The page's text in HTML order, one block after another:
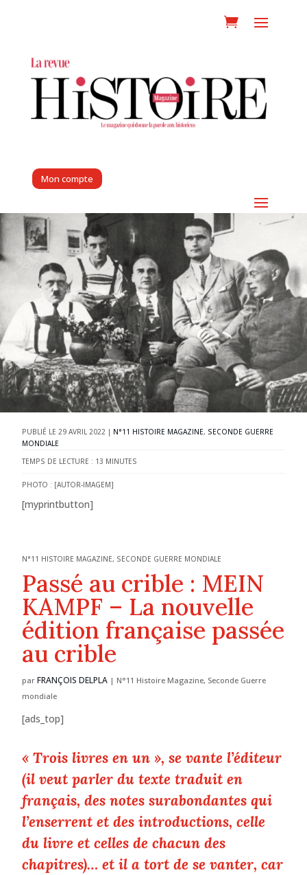
Mon compte
29 AVRIL 2022 | N°11 HISTOIRE MAGAZINE, SECONDE GUERRE
MONDIALE
TEMPS DE LECTURE : 13 MINUTES
PHOTO : [AUTOR-IMAGEM]
[myprintbutton]
N°11 HISTOIRE MAGAZINE, SECONDE GUERRE MONDIALE
Passé au crible : MEIN
KAMPF – La nouvelle
édition française passée
au crible
parFRANÇOIS DELPLA | N°11 Histoire Magazine, Seconde Guerre
mondiale
[ads_top]
« Trois livres en un », se vante l’éditeur
(il veut parler du texte traduit en
français, des notes surabondantes qui
l’enserrent et des introductions, celle
du livre et celles de chacun des
chapitres)… et il a tort de se vanter, car